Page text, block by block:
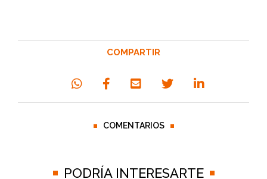
COMPARTIR
COMENTARIOS
PODRÍA INTERESARTE